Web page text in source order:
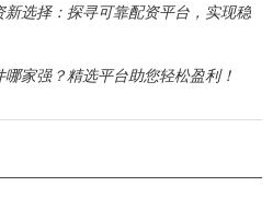
选择：探寻可靠配资平台，实现稳
家强？精选平台助您轻松盈利！